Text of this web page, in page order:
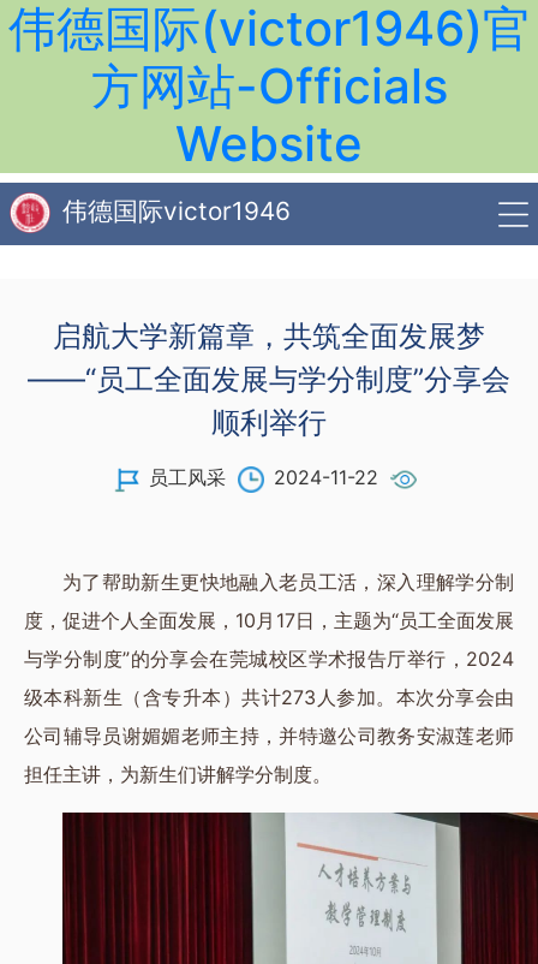
伟德国际(victor1946)官
方网站-Officials
Website
伟德国际victor1946
启航大学新篇章，共筑全面发展梦
——“员工全面发展与学分制度”分享会
顺利举行
员工风采 2024-11-22
为了帮助新生更快地融入老员工活，深入理解学分制
度，促进个人全面发展，10月17日，主题为“员工全面发展
与学分制度”的分享会在莞城校区学术报告厅举行，2024
级本科新生（含专升本）共计273人参加。本次分享会由
公司辅导员谢媚媚老师主持，并特邀公司教务安淑莲老师
担任主讲，为新生们讲解学分制度。